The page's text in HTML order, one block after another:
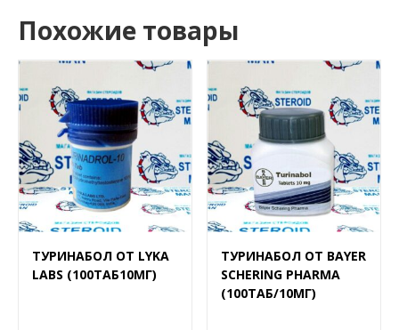
Похожие товары
ТУРИНАБОЛ ОТ LYKA
LABS (100ТАБ10МГ)
ТУРИНАБОЛ ОТ BAYER
SCHERING PHARMA
(100ТАБ/10МГ)